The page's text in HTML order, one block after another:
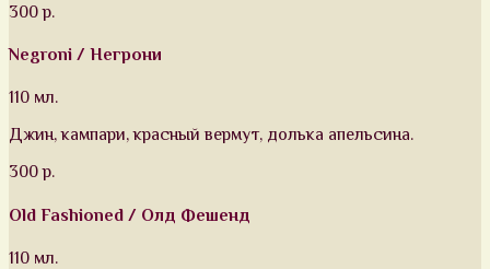
300 р.
Negroni / Негрони
110 мл.
Джин, кампари, красный вермут, долька апельсина.
300 р.
Old Fashioned / Олд Фешенд
110 мл.